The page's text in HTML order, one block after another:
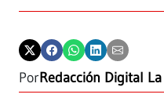
PorRedacción Digital